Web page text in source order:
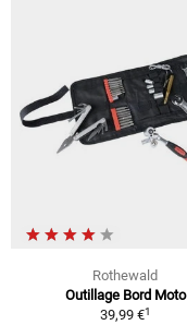
Rothewald
Outillage Bord Moto
39,99 €1